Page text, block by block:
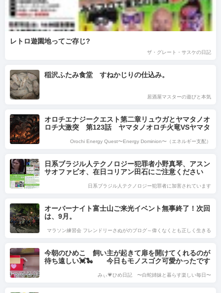
レトロ遊園地ってご存じ?
ザ・グレート・サスケの日記
稲沢ふたみ食堂 すねかじりの仕込み。
居酒屋マスターの遊びと本気
オロチエナジークエスト第二章リュウガとヤマタノオ
ロチ大激突 第123話 ヤマタノオロチ火竜VSヤマタ
Orochi Energy Quest〜Energy Dominion〜（エネルギー支配）
日系ブラジル人テクノロジー犯罪者小野真琴、アスン
サオファビオ、在日コリアン田石にご注意ください
日系ブラジル人テクノロジー犯罪者に加害されています
オーバーナイト富士山ご来光イベント無事終了！次回
は、9月。
マラソン練習会 フレンドリーさぬがのブログ～偉くなくとも正しく生きる
今朝のひめこ 飼い主が起きて扉を開けてくれるのが
待ち遠しい💓🐍 今日もモノスゴク可愛かったです
みぃ💗ひめ日記 〜白蛇姉妹と暮らす楽しい毎日〜